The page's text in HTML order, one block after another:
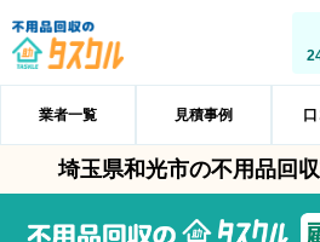
業者一覧 見積事例
埼玉県和光市の不用品回